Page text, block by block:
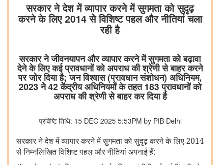
सरकार ने देश में व्यापार करने में सुगमता को सुदृढ़
करने के लिए 2014 से विशिष्ट पहल और नीतियां चला
रही है
सरकार ने जीवनयापन और व्यापार करने में सुगमता को बढ़ावा
देने के लिए कई प्रावधानों को अपराध की श्रेणी से बाहर करने
पर जोर दिया है; जन विश्वास (प्रावधान संशोधन) अधिनियम,
2023 ने 42 केंद्रीय अधिनियमों के तहत 183 प्रावधानों को
अपराध की श्रेणी से बाहर कर दिया है
प्रविष्टि तिथि: 15 DEC 2025 5:53PM by PIB Delhi
सरकार ने देश में व्यापार करने में सुगमता को सुदृढ़ करने के लिए 2014
से निम्नलिखित विशिष्ट पहल और नीतियां अपनाई हैं: